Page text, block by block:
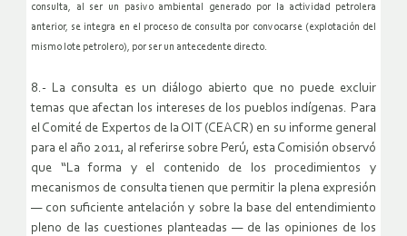
consulta, al ser un pasivo ambiental generado por la actividad petrolera
anterior, se integra en el proceso de consulta por convocarse (explotación del
mismo lote petrolero), por ser un antecedente directo.
8.- La consulta es un diálogo abierto que no puede excluir
temas que afectan los intereses de los pueblos indígenas. Para
el Comité de Expertos de la OIT (CEACR) en su informe general
para el año 2011, al referirse sobre Perú, esta Comisión observó
que “La forma y el contenido de los procedimientos y
mecanismos de consulta tienen que permitir la plena expresión
— con suficiente antelación y sobre la base del entendimiento
pleno de las cuestiones planteadas — de las opiniones de los